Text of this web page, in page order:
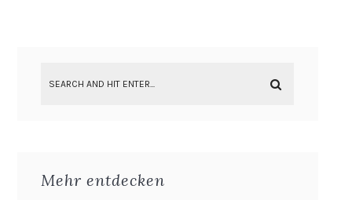
Mehr entdecken